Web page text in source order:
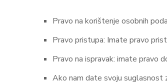
Pravo na korištenje osobnih
Pravo pristupa: Imate pravo
Pravo na ispravak: imate pravo
Ako nam date svoju suglasnost